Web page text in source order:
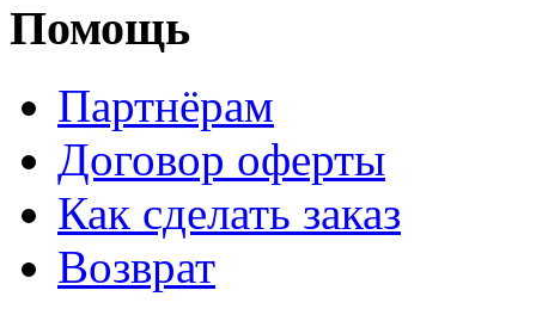
Помощь
Партнёрам
Договор оферты
Как сделать заказ
Возврат